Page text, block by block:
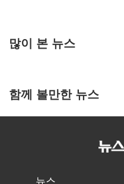
많이 본 뉴스
함께 볼만한 뉴스
뉴스